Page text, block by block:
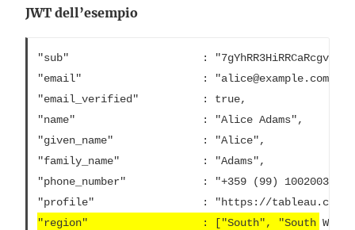
JWT dell’esempio
"sub"                     :
"email"                   : "alice@example.com",
"email_verified"          : true,
"name"                    : "Alice Adams",
"given_name"              : "Alice",
"family_name"             : "Adams",
"phone_number"            : "+359 (99) 100200305",
"region"			 	  : ["South", "South